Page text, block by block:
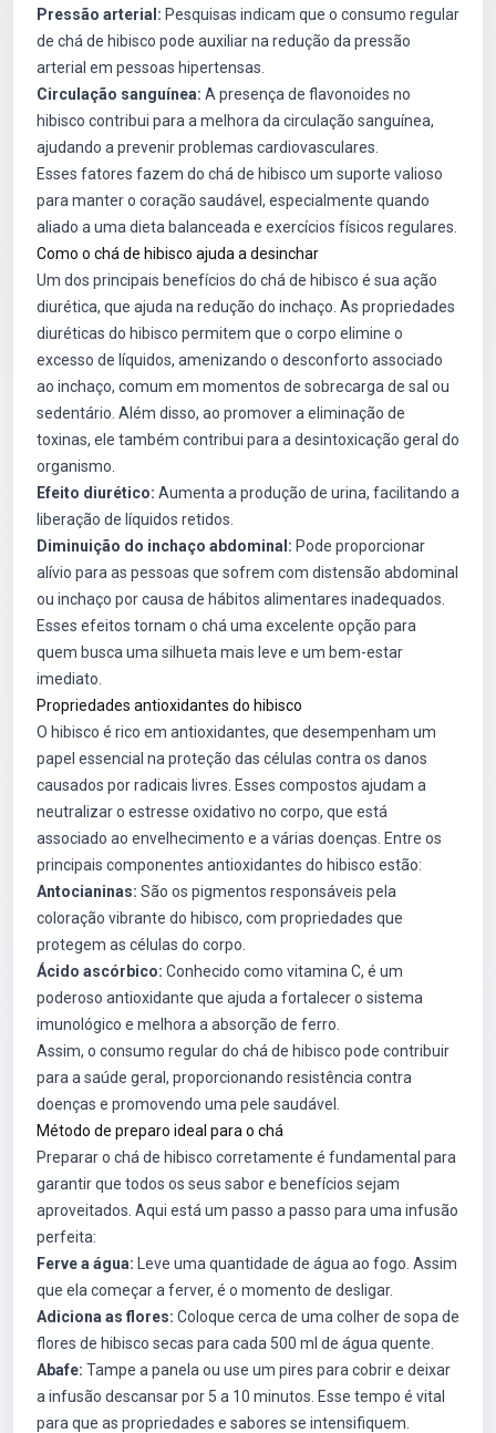
Pressão arterial: Pesquisas indicam que o consumo regular
de chá de hibisco pode auxiliar na redução da pressão
arterial em pessoas hipertensas.
Circulação sanguínea: A presença de flavonoides no
hibisco contribui para a melhora da circulação sanguínea,
ajudando a prevenir problemas cardiovasculares.
Esses fatores fazem do chá de hibisco um suporte valioso
para manter o coração saudável, especialmente quando
aliado a uma dieta balanceada e exercícios físicos regulares.
Como o chá de hibisco ajuda a desinchar
Um dos principais benefícios do chá de hibisco é sua ação
diurética, que ajuda na redução do inchaço. As propriedades
diuréticas do hibisco permitem que o corpo elimine o
excesso de líquidos, amenizando o desconforto associado
ao inchaço, comum em momentos de sobrecarga de sal ou
sedentário. Além disso, ao promover a eliminação de
toxinas, ele também contribui para a desintoxicação geral do
organismo.
Efeito diurético: Aumenta a produção de urina, facilitando a
liberação de líquidos retidos.
Diminuição do inchaço abdominal: Pode proporcionar
alívio para as pessoas que sofrem com distensão abdominal
ou inchaço por causa de hábitos alimentares inadequados.
Esses efeitos tornam o chá uma excelente opção para
quem busca uma silhueta mais leve e um bem-estar
imediato.
Propriedades antioxidantes do hibisco
O hibisco é rico em antioxidantes, que desempenham um
papel essencial na proteção das células contra os danos
causados por radicais livres. Esses compostos ajudam a
neutralizar o estresse oxidativo no corpo, que está
associado ao envelhecimento e a várias doenças. Entre os
principais componentes antioxidantes do hibisco estão:
Antocianinas: São os pigmentos responsáveis pela
coloração vibrante do hibisco, com propriedades que
protegem as células do corpo.
Ácido ascórbico: Conhecido como vitamina C, é um
poderoso antioxidante que ajuda a fortalecer o sistema
imunológico e melhora a absorção de ferro.
Assim, o consumo regular do chá de hibisco pode contribuir
para a saúde geral, proporcionando resistência contra
doenças e promovendo uma pele saudável.
Método de preparo ideal para o chá
Preparar o chá de hibisco corretamente é fundamental para
garantir que todos os seus sabor e benefícios sejam
aproveitados. Aqui está um passo a passo para uma infusão
perfeita:
Ferve a água: Leve uma quantidade de água ao fogo. Assim
que ela começar a ferver, é o momento de desligar.
Adiciona as flores: Coloque cerca de uma colher de sopa de
flores de hibisco secas para cada 500 ml de água quente.
Abafe: Tampe a panela ou use um pires para cobrir e deixar
a infusão descansar por 5 a 10 minutos. Esse tempo é vital
para que as propriedades e sabores se intensifiquem.